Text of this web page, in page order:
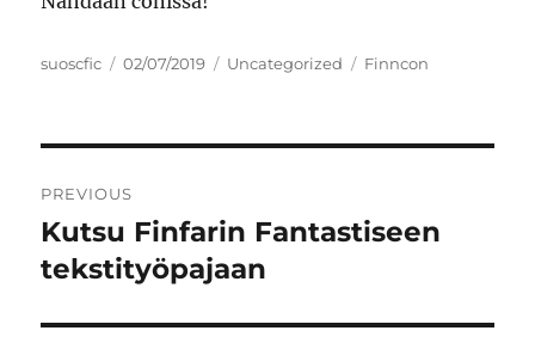
Author
suoscfic
Posted
02/07/2019 Categories
Uncategorized Tags
Finncon
navigation
PREVIOUS
Previous
post:
Kutsu Finfarin Fantastiseen
tekstityöpajaan